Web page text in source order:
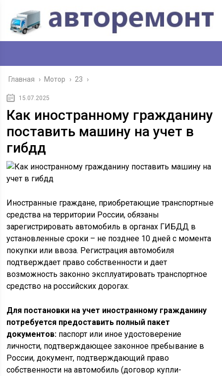
Главная › Мотор › 23 ›
15.07.2025
Как иностранному гражданину
поставить машину на учет в
гибдд
Иностранные граждане, приобретающие транспортные
средства на территории России, обязаны
зарегистрировать автомобиль в органах ГИБДД в
установленные сроки – не позднее 10 дней с момента
покупки или ввоза. Регистрация автомобиля
подтверждает право собственности и дает
возможность законно эксплуатировать транспортное
средство на российских дорогах.
Для постановки на учет иностранному гражданину
потребуется предоставить полный пакет
документов: паспорт или иное удостоверение
личности, подтверждающее законное пребывание в
России, документ, подтверждающий право
собственности на автомобиль (договор купли-